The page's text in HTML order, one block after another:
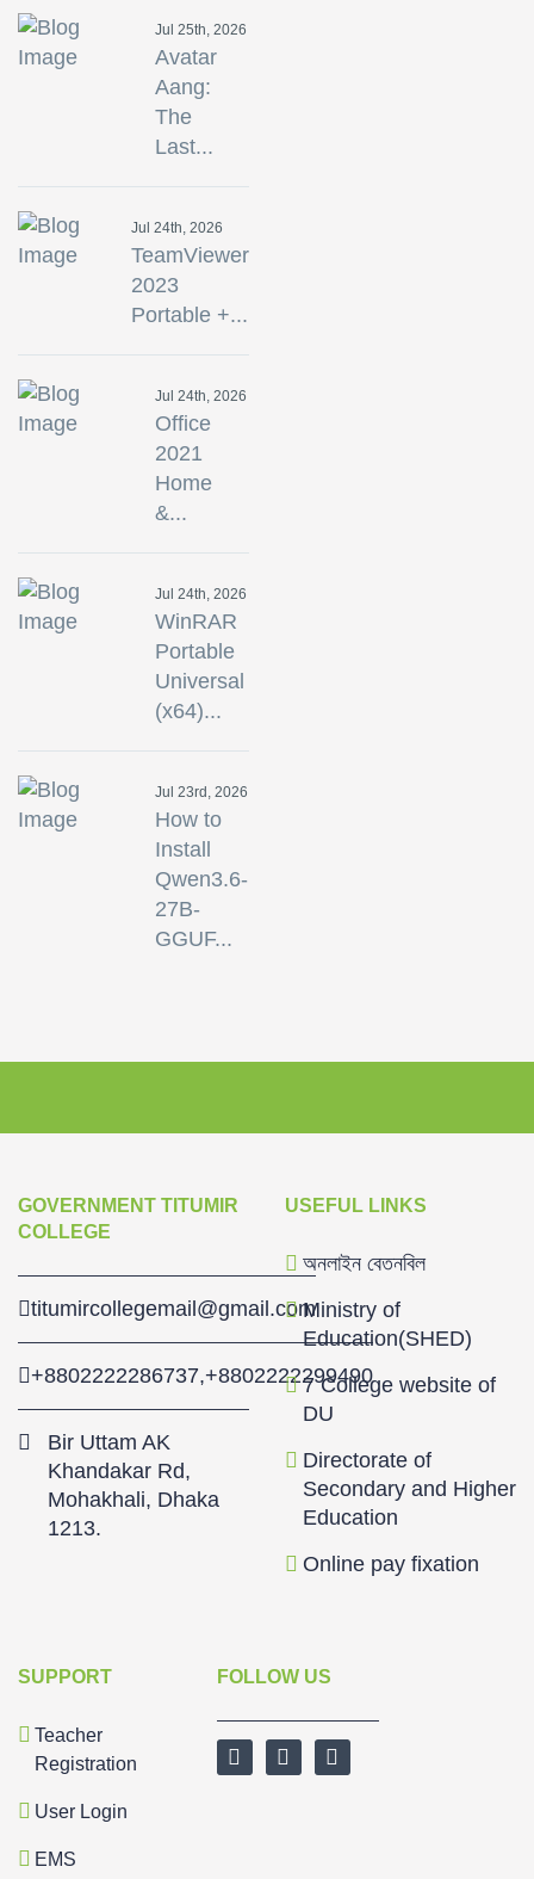
Jul 25th, 2026
Avatar
Aang:
The
Last...
Jul 24th, 2026
TeamViewer
2023
Portable +...
Jul 24th, 2026
Office
2021
Home
&...
Jul 24th, 2026
WinRAR
Portable
Universal
(x64)...
Jul 23rd, 2026
How to
Install
Qwen3.6-
27B-
GGUF...
GOVERNMENT TITUMIR
COLLEGE
titumircollegemail@gmail.com
+8802222286737,+8802222299490
Bir Uttam AK
Khandakar Rd,
Mohakhali, Dhaka
1213.
USEFUL LINKS
অনলাইন বেতনবিল
Ministry of
Education(SHED)
7 College website of
DU
Directorate of
Secondary and Higher
Education
Online pay fixation
SUPPORT
Teacher
Registration
User Login
EMS
FOLLOW US